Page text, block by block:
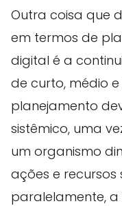
Outra coisa que
em termos de
digital é a
de curto, médio
planejamento
sistêmico, uma
um organismo
ações e
paralelamente, a